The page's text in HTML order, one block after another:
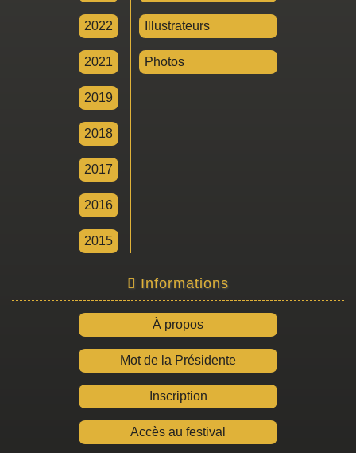
2022
2021
2019
2018
2017
2016
2015
Illustrateurs
Photos
Informations
À propos
Mot de la Présidente
Inscription
Accès au festival